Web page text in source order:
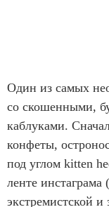
Один из самых
со скошенными,
каблуками.
конфеты,
под углом kitten
ленте инстаграма
экстремистской